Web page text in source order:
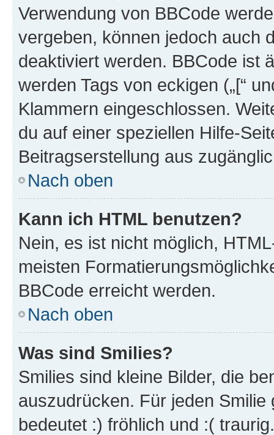
Verwendung von BBCode
vergeben, können jedoch auch
deaktiviert werden. BBCode ist
werden Tags von eckigen („[“
Klammern eingeschlossen.
du auf einer speziellen Hilfe-
Beitragserstellung aus
Nach oben
Kann ich HTML benutzen?
Nein, es ist nicht möglich,
meisten
BBCode erreicht werden.
Nach oben
Was sind Smilies?
Smilies sind kleine Bilder, die
auszudrücken. Für jeden
bedeutet :) fröhlich und :(